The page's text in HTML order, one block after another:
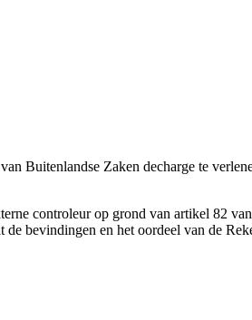
Buitenlandse Zaken decharge te
controleur op grond van artikel 82
bevindingen en het oordeel van de